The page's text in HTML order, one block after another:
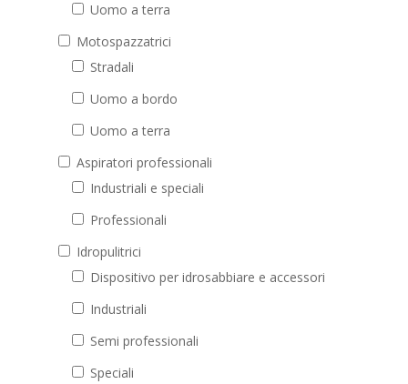
Uomo a terra
Motospazzatrici
Stradali
Uomo a bordo
Uomo a terra
Aspiratori professionali
Industriali e speciali
Professionali
Idropulitrici
Dispositivo per idrosabbiare e accessori
Industriali
Semi professionali
Speciali